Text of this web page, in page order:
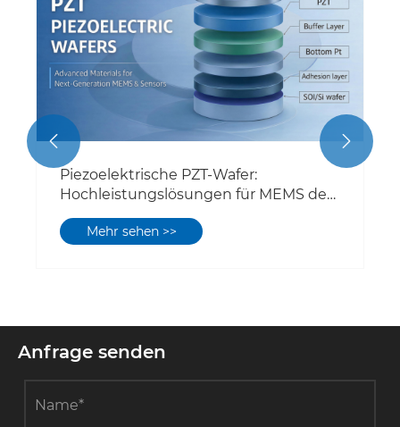
Piezoelektrische PZT-Wafer:
Hochleistungslösungen für MEMS der
nächsten Generation
Mehr sehen >>
 
Anfrage senden